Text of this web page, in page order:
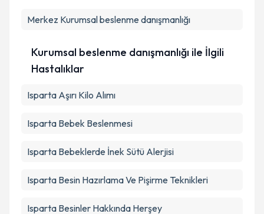
Metni'ni okudum ve kişisel verilerimin belirtilen
Merkez Kurumsal beslenme danışmanlığı
Kurumsal beslenme danışmanlığı ile İlgili
Hastalıklar
Isparta Aşırı Kilo Alımı
Isparta Bebek Beslenmesi
Isparta Bebeklerde İnek Sütü Alerjisi
Isparta Besin Hazırlama Ve Pişirme Teknikleri
Isparta Besinler Hakkında Herşey